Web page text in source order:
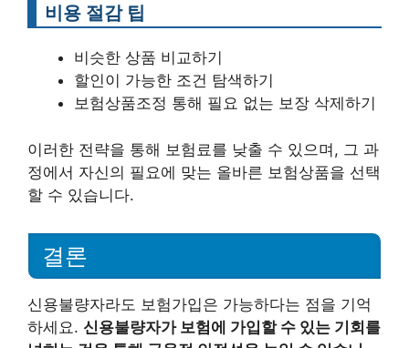
비용 절감 팁
비슷한 상품 비교하기
할인이 가능한 조건 탐색하기
보험상품조정 통해 필요 없는 보장 삭제하기
이러한 전략을 통해 보험료를 낮출 수 있으며, 그 과
정에서 자신의 필요에 맞는 올바른 보험상품을 선택
할 수 있습니다.
결론
신용불량자라도 보험가입은 가능하다는 점을 기억
하세요. 신용불량자가 보험에 가입할 수 있는 기회를